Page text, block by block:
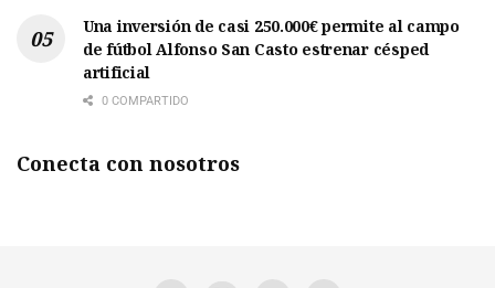
Una inversión de casi 250.000€ permite al campo
de fútbol Alfonso San Casto estrenar césped
artificial
0 COMPARTIDO
Conecta con nosotros